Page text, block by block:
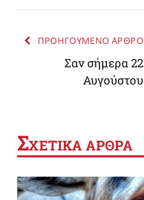
ΠΡΟΗΓΟΥΜΕΝΟ ΑΡΘΡΟ
Σαν σήμερα 22
Αυγούστου
ΣΧΕΤΙΚΑ ΑΡΘΡΑ